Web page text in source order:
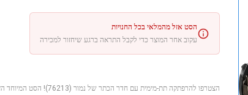
הסט אזל מהמלאי בכל החנויות
עקוב אחר המוצר כדי לקבל התראה ברגע שיחזור למכירה